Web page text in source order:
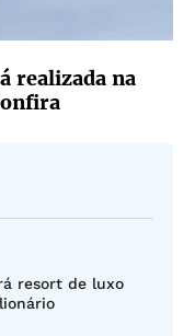
realizada na
resort de luxo